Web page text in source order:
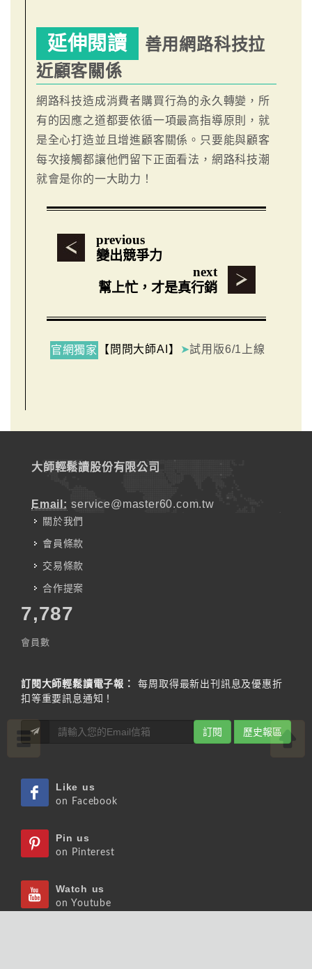
延伸閱讀
善用網路科技拉
近顧客關係
網路科技造成消費者購買行為的永久轉變，所
有的因應之道都要依循一項最高指導原則，就
是全心打造並且增進顧客關係。只要能與顧客
每次接觸都讓他們留下正面看法，網路科技潮
就會是你的一大助力！
previous
變出競爭力
next
幫上忙，才是真行銷
官網獨家 【問問大師AI】 ➤試用版6/1上線
大師輕鬆讀股份有限公司
Email: service@master60.com.tw
關於我們
會員條款
交易條款
合作提案
7,787
會員數
訂閱大師輕鬆讀電子報：
每周取得最新出刊訊息及優惠折
扣等重要訊息通知！
訂閱 歷史報區
Like us
on Facebook
Pin us
on Pinterest
Watch us
on Youtube